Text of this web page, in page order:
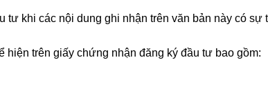
khi các nội dung ghi nhận trên văn bản này có sự
trên giấy chứng nhận đăng ký đầu tư bao gồm: